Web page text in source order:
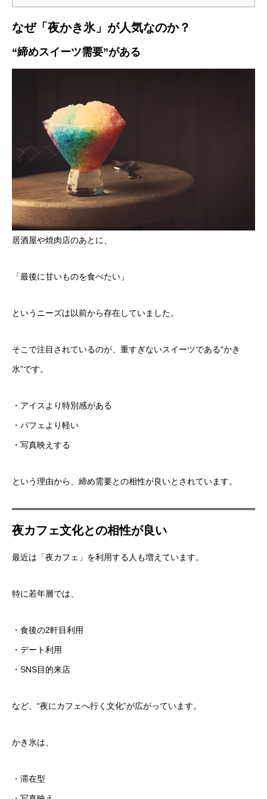
なぜ「夜かき氷」が人気なのか？
“締めスイーツ需要”がある
居酒屋や焼肉店のあとに、
「最後に甘いものを食べたい」
というニーズは以前から存在していました。
そこで注目されているのが、重すぎないスイーツである“かき
氷”です。
・アイスより特別感がある
・パフェより軽い
・写真映えする
という理由から、締め需要との相性が良いとされています。
夜カフェ文化との相性が良い
最近は「夜カフェ」を利用する人も増えています。
特に若年層では、
・食後の2軒目利用
・デート利用
・SNS目的来店
など、“夜にカフェへ行く文化”が広がっています。
かき氷は、
・滞在型